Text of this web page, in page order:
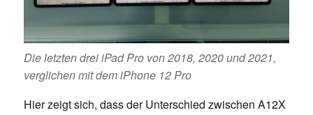
Die letzten drei iPad Pro von 2018, 2020 und 2021,
verglichen mit dem iPhone 12 Pro
Hier zeigt sich, dass der Unterschied zwischen A12X